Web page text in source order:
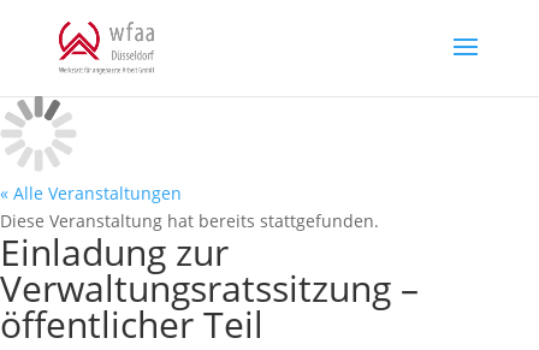
content
« Alle Veranstaltungen
Diese Veranstaltung hat bereits stattgefunden.
Einladung zur
Verwaltungsratssitzung –
öffentlicher Teil